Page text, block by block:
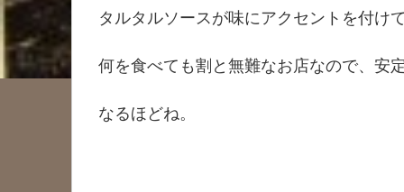
タルタルソースが味にアクセントを付け
何を食べても割と無難なお店なので、安
なるほどね。